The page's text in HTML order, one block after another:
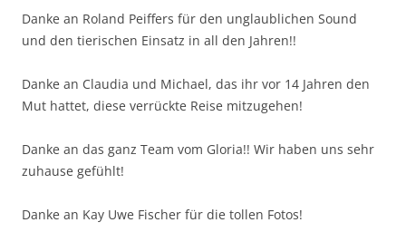
Danke an Roland Peiffers für den unglaublichen Sound
und den tierischen Einsatz in all den Jahren!!
Danke an Claudia und Michael, das ihr vor 14 Jahren den
Mut hattet, diese verrückte Reise mitzugehen!
Danke an das ganz Team vom Gloria!! Wir haben uns sehr
zuhause gefühlt!
Danke an Kay Uwe Fischer für die tollen Fotos!